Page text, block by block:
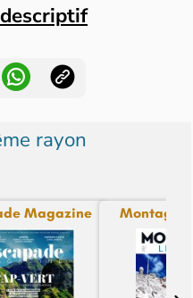
rayon
Magazine Montagne